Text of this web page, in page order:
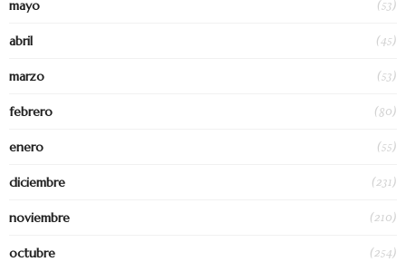
mayo (53)
abril (45)
marzo (53)
febrero (80)
enero (55)
diciembre (231)
noviembre (210)
octubre (254)